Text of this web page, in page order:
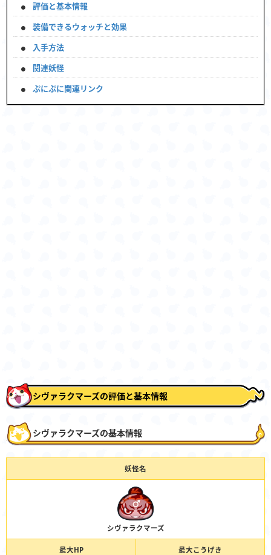
評価と基本情報
装備できるウォッチと効果
入手方法
関連妖怪
ぷにぷに関連リンク
シヴァラクマーズの評価と基本情報
シヴァラクマーズの基本情報
妖怪名
シヴァラクマーズ
最大HP 最大こうげき